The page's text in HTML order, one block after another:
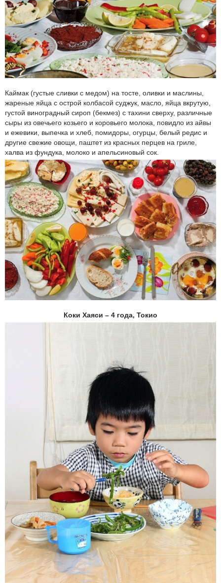
Каймак (густые сливки с медом) на тосте, оливки и маслины,
жареные яйца с острой колбасой суджук, масло, яйца вкрутую,
густой виноградный сироп (бекмез) с тахини сверху, различные
сыры из овечьего козьего и коровьего молока, повидло из айвы
и ежевики, выпечка и хлеб, помидоры, огурцы, белый редис и
другие свежие овощи, паштет из красных перцев на гриле,
халва из фундука, молоко и апельсиновый сок.
Коки Хаяси – 4 года, Токио